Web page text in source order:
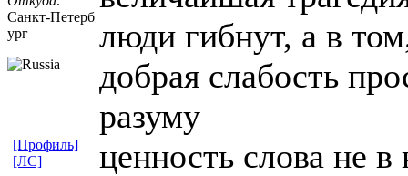
Санкт-Петерб
ург
люди гибнут, а в
добрая слабость
разуму
ценность слова не в
[Профиль]
[ЛС]